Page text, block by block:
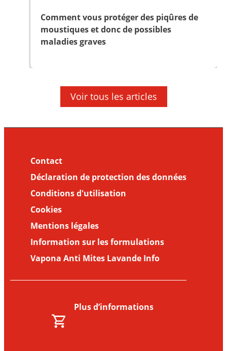
Comment vous protéger des piqûres de
moustiques et donc de possibles
maladies graves
Voir tous les articles
Contact
Déclaration de protection des données
Conditions d'utilisation
Cookies
Mentions légales
Information sur les formulations
Vapona Anti Mites Lavande Info
Plus d’informations